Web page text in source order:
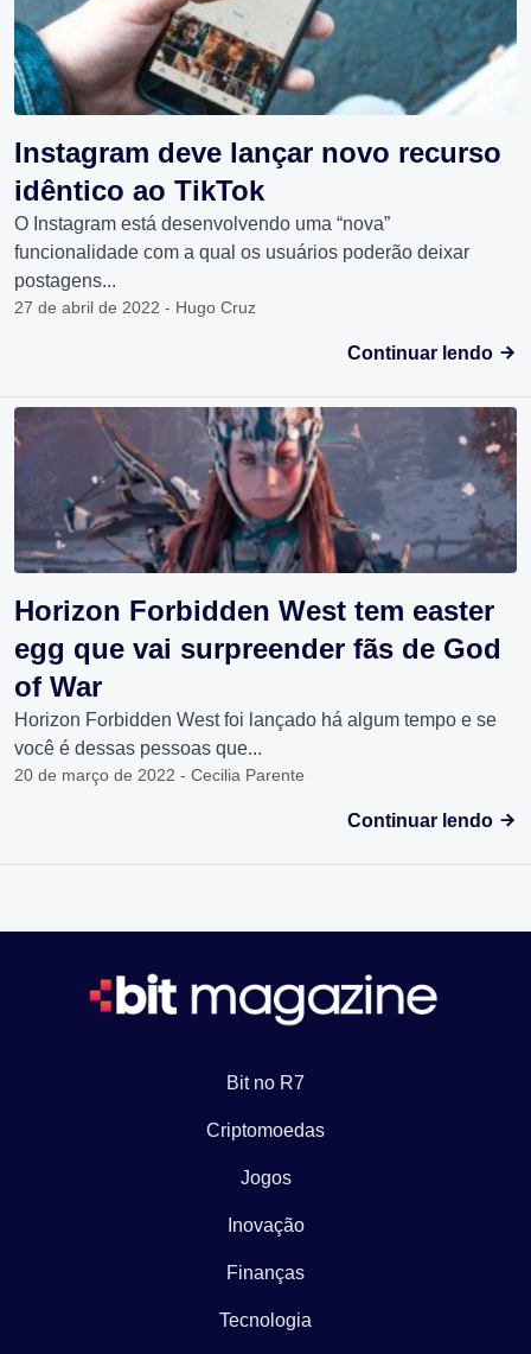
Instagram deve lançar novo recurso
idêntico ao TikTok
O Instagram está desenvolvendo uma “nova”
funcionalidade com a qual os usuários poderão deixar
postagens...
27 de abril de 2022 - Hugo Cruz
Continuar lendo
Horizon Forbidden West tem easter
egg que vai surpreender fãs de God
of War
Horizon Forbidden West foi lançado há algum tempo e se
você é dessas pessoas que...
20 de março de 2022 - Cecilia Parente
Continuar lendo
Bit no R7
Criptomoedas
Jogos
Inovação
Finanças
Tecnologia